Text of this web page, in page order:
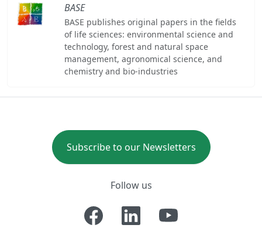
BASE
BASE publishes original papers in the fields
of life sciences: environmental science and
technology, forest and natural space
management, agronomical science, and
chemistry and bio-industries
Subscribe to our Newsletters
Follow us